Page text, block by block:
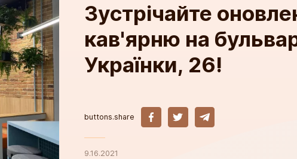
Зустрічайте
кав'ярню на
Українки, 26!
9.16.2021
buttons.share